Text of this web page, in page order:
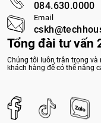
Tổng đài tư vấn
Chúng tôi luôn trân trọng
khách hàng để có thể nâng
084.630.0000
Email